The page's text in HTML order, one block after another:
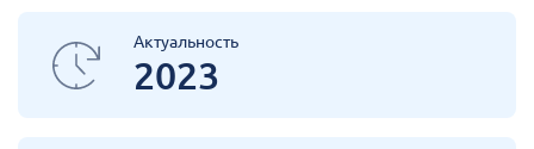
Актуальность
2023